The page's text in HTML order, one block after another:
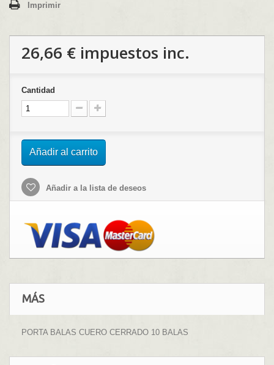
Imprimir
26,66 € impuestos inc.
Cantidad
Añadir al carrito
Añadir a la lista de deseos
MÁS
PORTA BALAS CUERO CERRADO 10 BALAS